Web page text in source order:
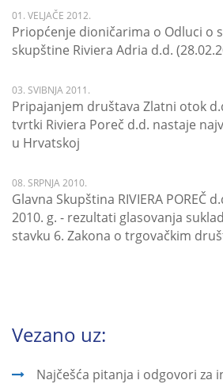
01. VELJAČE 2012.
Priopćenje dioničarima o Odluci o
skupštine Riviera Adria d.d.
03. SVIBNJA 2011.
Pripajanjem društava Zlatni otok
tvrtki Riviera Poreč d.d. nastaje
u Hrvatskoj
08. SRPNJA 2010.
Glavna Skupština RIVIERA POREČ
2010. g. - rezultati glasovanja
stavku 6. Zakona o trgovačkim
Vezano uz:
Najčešća pitanja i odgovori za